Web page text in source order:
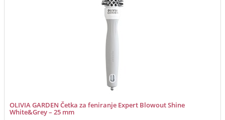
OLIVIA GARDEN Četka za feniranje Expert Blowout Shine
White&Grey – 25 mm